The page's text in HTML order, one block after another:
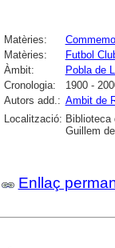
Matèries:
Matèries:
Futbol
Àmbit:
Pobla de
Cronologia:
1900 -
Autors add.: Ambit de
Localització:
Guillem
Enllaç